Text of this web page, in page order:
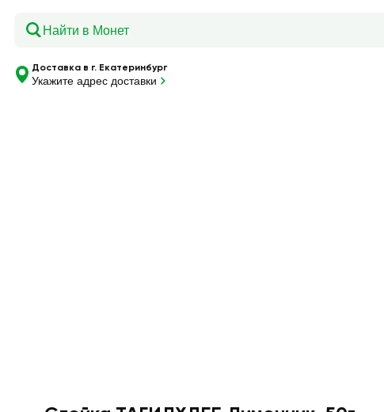
Доставка в г. Екатеринбург
Укажите адрес доставки
Главная — Каталог — Слойка ТАГИЛХЛЕБ Лимончик, 50г